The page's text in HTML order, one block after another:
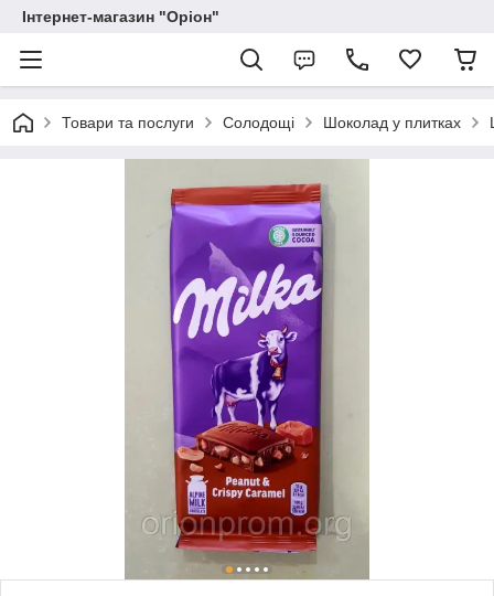
Інтернет-магазин "Оріон"
Товари та послуги Солодощі Шоколад у плитках